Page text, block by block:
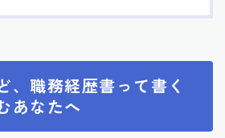
、職務経歴書って書く
あなたへ